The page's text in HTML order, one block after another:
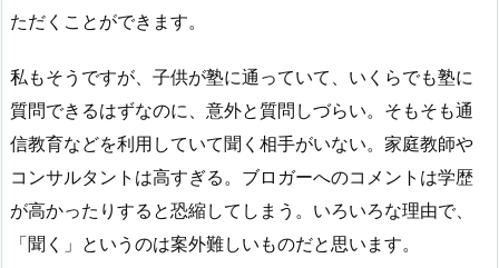
ただくことができます。
私もそうですが、子供が塾に通っていて、いくらでも塾に
質問できるはずなのに、意外と質問しづらい。そもそも通
信教育などを利用していて聞く相手がいない。家庭教師や
コンサルタントは高すぎる。ブロガーへのコメントは学歴
が高かったりすると恐縮してしまう。いろいろな理由で、
「聞く」というのは案外難しいものだと思います。